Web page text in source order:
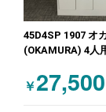
45D4SP 1907 オ
(OKAMURA) 4人
￥27,500